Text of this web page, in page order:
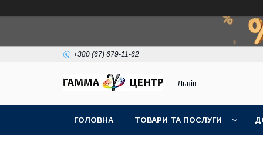
+380 (67) 679-11-62
Львів
ГОЛОВНА ТОВАРИ ТА ПОСЛУГИ